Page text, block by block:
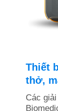
Thiết
thở,
Các